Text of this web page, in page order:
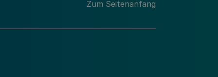
Zum Seitenanfang